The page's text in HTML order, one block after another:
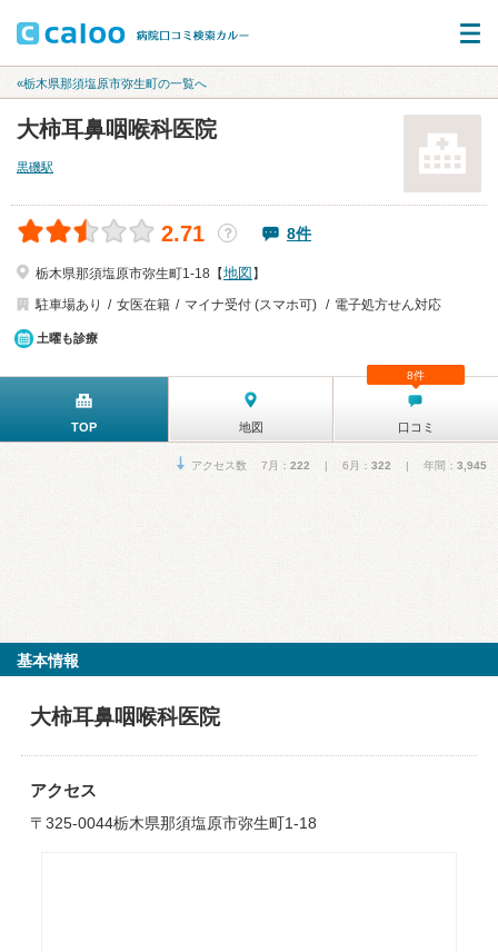
«栃木県那須塩原市弥生町の一覧へ
大柿耳鼻咽喉科医院
黒磯駅
2.71 ？ 8件
栃木県那須塩原市弥生町1-18【地図 】
駐車場あり
女医在籍 マイナ受付 (スマホ可) 電子処方せん対応
土曜も診療
TOP 地図 口コミ
8件
アクセス数 7月： 222 | 6月： 322 | 年間： 3,945
基本情報
大柿耳鼻咽喉科医院
アクセス
〒325-0044栃木県那須塩原市弥生町1-18